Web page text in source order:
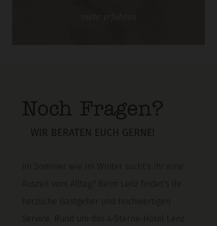
Noch Fragen?
WIR BERATEN EUCH GERNE!
Im Sommer wie im Winter sucht's ihr eine
Auszeit vom Alltag? Beim Lenz findet's ihr
herzliche Gastgeber und hochwertigen
Service. Rund um das 4-Sterne-Hotel Lenz